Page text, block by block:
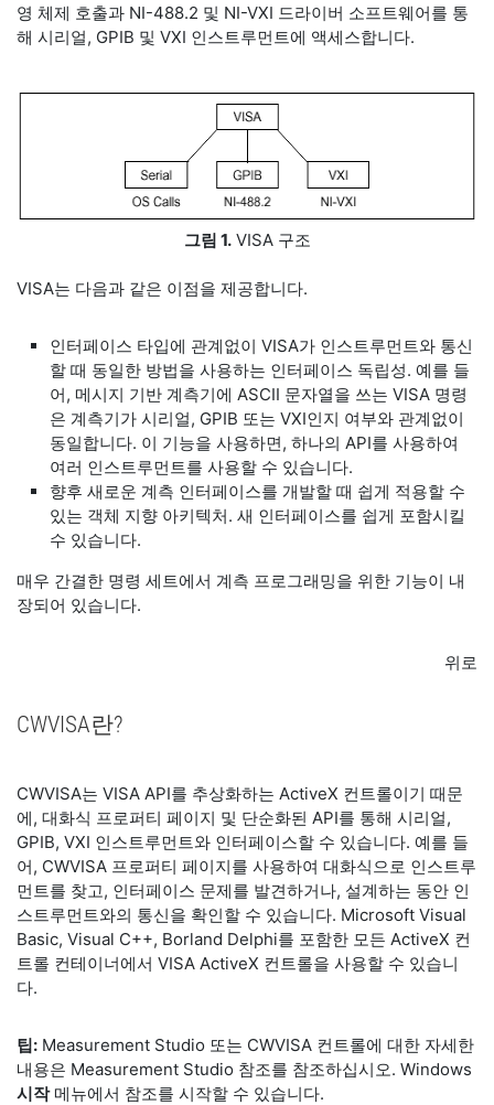
영 체제 호출과 NI-488.2 및 NI-VXI 드라이버 소프트웨어를 통
해 시리얼, GPIB 및 VXI 인스트루먼트에 액세스합니다.
그림 1.VISA 구조
VISA는 다음과 같은 이점을 제공합니다.
인터페이스 타입에 관계없이 VISA가 인스트루먼트와 통신
할 때 동일한 방법을 사용하는 인터페이스 독립성. 예를 들
어, 메시지 기반 계측기에 ASCII 문자열을 쓰는 VISA 명령
은 계측기가 시리얼, GPIB 또는 VXI인지 여부와 관계없이
동일합니다. 이 기능을 사용하면, 하나의 API를 사용하여
여러 인스트루먼트를 사용할 수 있습니다.
향후 새로운 계측 인터페이스를 개발할 때 쉽게 적용할 수
있는 객체 지향 아키텍처. 새 인터페이스를 쉽게 포함시킬
수 있습니다.
매우 간결한 명령 세트에서 계측 프로그래밍을 위한 기능이 내
장되어 있습니다.
위로
CWVISA란?
CWVISA는 VISA API를 추상화하는 ActiveX 컨트롤이기 때문
에, 대화식 프로퍼티 페이지 및 단순화된 API를 통해 시리얼,
GPIB, VXI 인스트루먼트와 인터페이스할 수 있습니다. 예를 들
어, CWVISA 프로퍼티 페이지를 사용하여 대화식으로 인스트루
먼트를 찾고, 인터페이스 문제를 발견하거나, 설계하는 동안 인
스트루먼트와의 통신을 확인할 수 있습니다. Microsoft Visual
Basic, Visual C++, Borland Delphi를 포함한 모든 ActiveX 컨
트롤 컨테이너에서 VISA ActiveX 컨트롤을 사용할 수 있습니
다.
팁: Measurement Studio 또는 CWVISA 컨트롤에 대한 자세한
내용은 Measurement Studio 참조를 참조하십시오. Windows
시작메뉴에서 참조를 시작할 수 있습니다.